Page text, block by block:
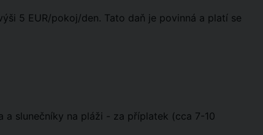
5 EUR/pokoj/den. Tato daň je povinná a platí se
a slunečníky na pláži - za příplatek (cca 7-10